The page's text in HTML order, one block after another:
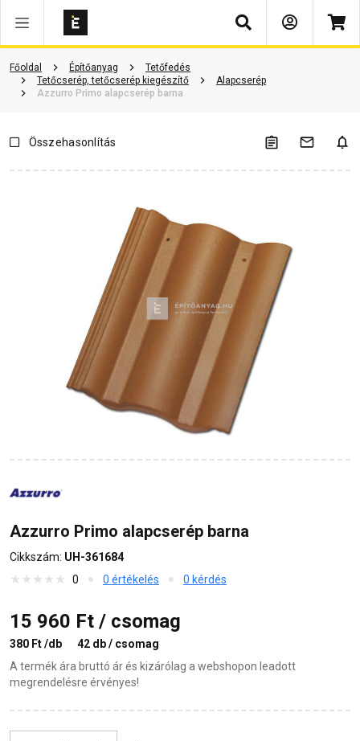
Keresés
Főoldal Építőanyag
Tetőfedés
Tetőcserép, tetőcserép kiegészítő
Alapcserép
Azzurro Primo alapcserép barna
Vásárlói vélemények Kérdések és válaszok Kapcsolódó cikkek
Összehasonlítás
Azzurro Primo alapcserép barna
Cikkszám: UH-361684
0
0 értékelés 0 kérdés
15 960 Ft / csomag
380 Ft /db
42 db / csomag
A termék ára bruttó ár és kizárólag a webshopon leadott
megrendelésre érvényes!